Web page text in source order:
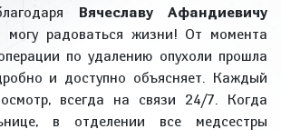
Вячеславу Афандиевичу
могу радоваться жизни! От момента
по удалению опухоли прошла
и доступно объясняет. Каждый
всегда на связи 24/7. Когда
в отделении все медсестры